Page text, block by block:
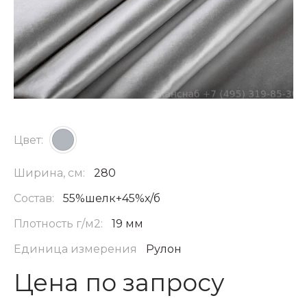
Цвет:
Ширина, см:
280
Состав:
55%шелк+45%х/б
Плотность г/м2:
19 мм
Единица измерения
Рулон
Цена по запросу